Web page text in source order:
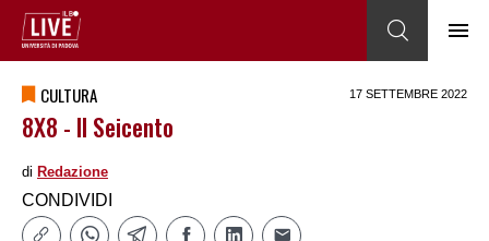
CULTURA 17 SETTEMBRE 2022
8X8 - Il Seicento
di Redazione
CONDIVIDI